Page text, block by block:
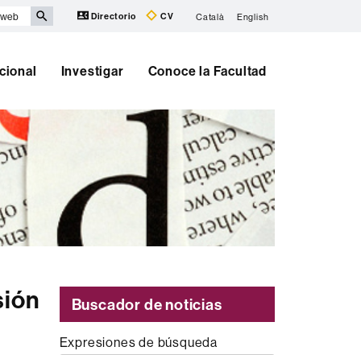
Directorio CV Català English
Investigar Conoce la Facultad
Buscador de noticias
Expresiones de búsqueda